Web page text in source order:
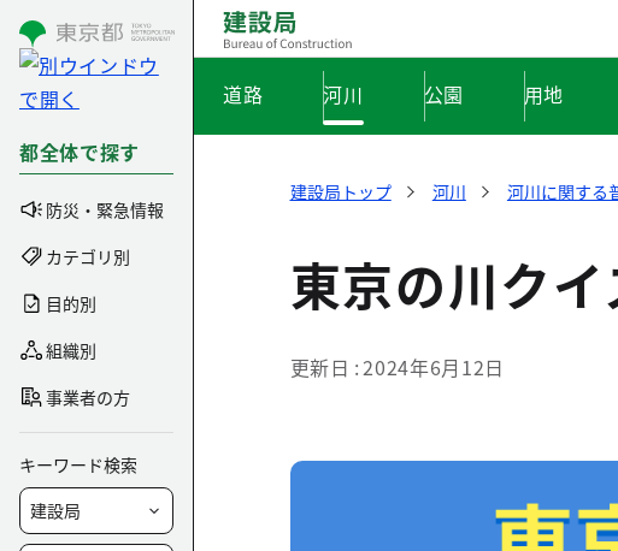
コンテンツにスキップ
都全体で探す
防災・緊急情報
カテゴリ別
目的別
組織別
事業者の方
キーワード検索
道路 河川 公園 用地
建設局トップ 河川 河川に関する
東京の川クイ
更新日 2024年6月12日